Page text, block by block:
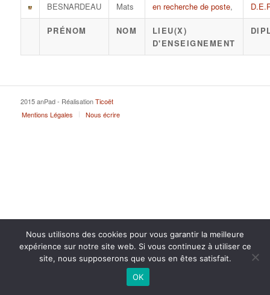
BESNARDEAU Mats en recherche de poste,
PRÉNOM NOM
LIEU(X)
D'ENSEIGNEMENT
2015 anPad - RéalisationTicoët
Mentions Légales
Nous écrire
Nous utilisons des cookies pour vous garantir la meilleure
expérience sur notre site web. Si vous continuez à utiliser ce
site, nous supposerons que vous en êtes satisfait.
OK